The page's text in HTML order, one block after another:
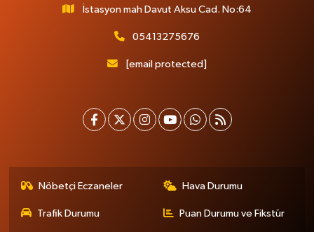
İstasyon mah Davut Aksu Cad. No:64
05413275676
[email protected]
Nöbetçi Eczaneler Hava Durumu
Trafik Durumu Puan Durumu ve Fikstür